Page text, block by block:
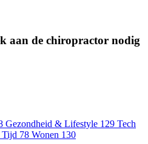
aan de chiropractor nodig
Gezondheid & Lifestyle 129 Tech
78 Wonen 130